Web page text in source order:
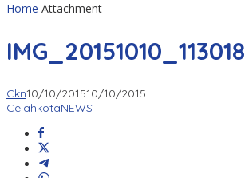
Home Attachment
IMG_20151010_113018
Ckn10/10/201510/10/2015
CelahkotaNEWS